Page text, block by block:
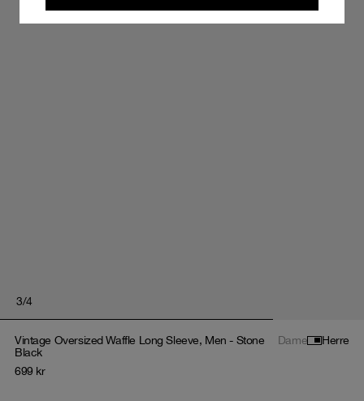
3/4
Vintage Oversized Waffle Long Sleeve, Men - Stone
Black
Dame Herre
699 kr